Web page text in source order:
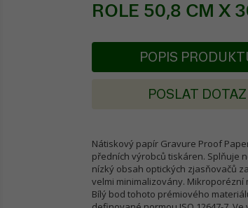
ROLE 50,8 CM X
POPIS
POSLAT DOTAZ
Nátiskový papír Gravure Proof
předních výrobců tiskáren. Splňuje
nízký obsah optických zjasňovačů
velmi minimalizovány. Mikroporézní
Bílý bod tohoto prémiového